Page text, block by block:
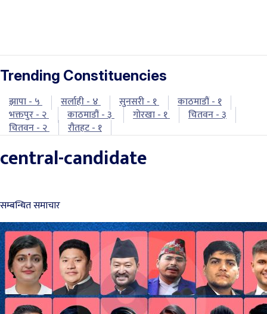
Trending Constituencies
झापा - ५ सर्लाही - ४ सुनसरी - १
काठमाडौं - १
भक्तपुर - २
काठमाडौं - ३ गोरखा - १
चितवन - ३
चितवन - २
रौतहट - १
central-candidate
सम्बन्धित समाचार